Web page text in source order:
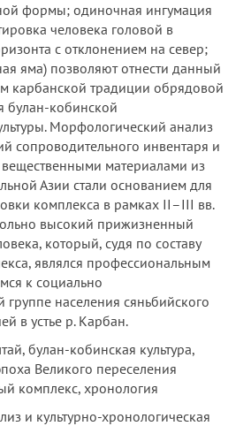
формы; одиночная ингумация
человека головой в
с отклонением на север;
яма) позволяют отнести данный
карбанской традиции обрядовой
булан-кобинской
Морфологический анализ
сопроводительного инвентаря и
вещественными материалами из
Азии стали основанием для
комплекса в рамках II–III вв.
высокий прижизненный
который, судя по составу
являлся профессиональным
к социально
населения сяньбийского
в устье р. Карбан.
булан-кобинская культура,
Великого переселения
комплекс, хронология
и культурно-хронологическая